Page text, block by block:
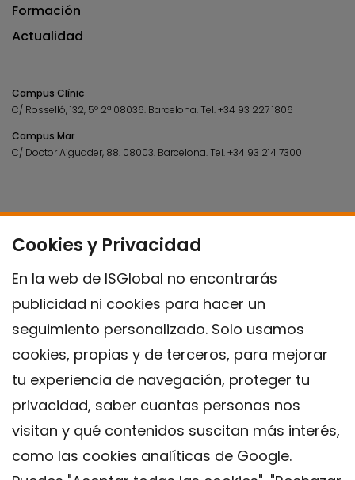
Cookies y Privacidad
En la web de ISGlobal no encontrarás
publicidad ni cookies para hacer un
seguimiento personalizado. Solo usamos
cookies, propias y de terceros, para mejorar
tu experiencia de navegación, proteger tu
privacidad, saber cuantas personas nos
visitan y qué contenidos suscitan más interés,
como las cookies analíticas de Google.
Formación
Actualidad
Campus Clínic
C/ Rosselló, 132, 5º 2ª 08036. Barcelona.Tel.+34 93 227 1806
Campus Mar
C/ Doctor Aiguader, 88. 08003. Barcelona.Tel.+34 93 214 7300